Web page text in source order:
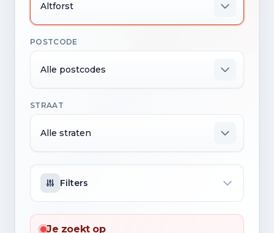
Altforst
POSTCODE
Alle postcodes
STRAAT
Alle straten
Filters
Je zoekt op